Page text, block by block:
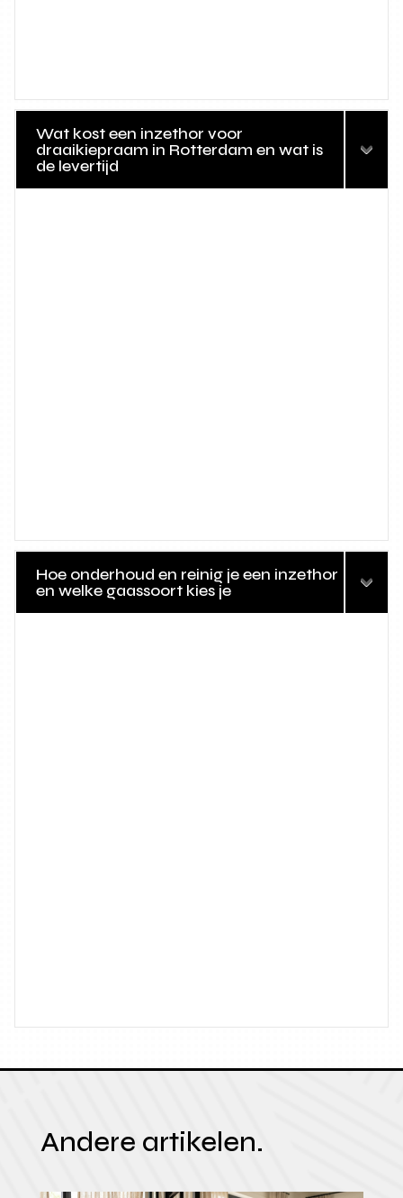
Wat kost een inzethor voor
draaikiepraam in Rotterdam en wat is
de levertijd
Hoe onderhoud en reinig je een inzethor
en welke gaassoort kies je
Andere artikelen.